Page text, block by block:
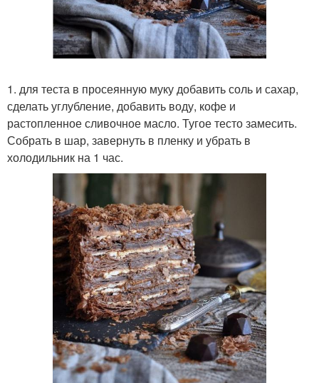
1. для теста в просеянную муку добавить соль и сахар,
сделать углубление, добавить воду, кофе и
растопленное сливочное масло. Тугое тесто замесить.
Собрать в шар, завернуть в пленку и убрать в
холодильник на 1 час.